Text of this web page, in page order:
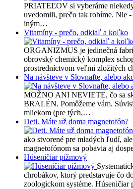
PRIATEĽOV si vyberáme
uvedomili, prečo tak robíme. Nie
iným…
Vitamíny - prečo, odkiaľ a koľko
ORGANIZMUS je jedinečná
obrovský chemický komplex
prostredníctvom veľmi zložitých
Na návšteve v Slovnafte, alebo
MOŽNO ANI NEVIETE, čo sa
BRALÉN. Pomôžeme vám.
mliekom (pre tých,…
Deti. Máte už doma magnetofón?
ako stvorené pre mladých ľudí,
magnetofónom sa pobavia aj
Húseničiar pižmový
chrobákov, ktorý predstavuje čo
zoologickom systéme.